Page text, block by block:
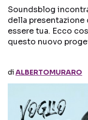
Soundsblog
della
essere tua. Ecco
questo nuovo
diALBERTOMURARO